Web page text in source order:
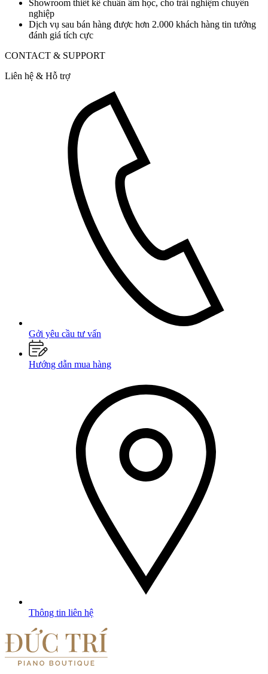
Showroom thiết kế chuẩn âm học, cho trải nghiệm chuyên
nghiệp
Dịch vụ sau bán hàng được hơn 2.000 khách hàng tin tưởng
đánh giá tích cực
CONTACT & SUPPORT
Liên hệ & Hỗ trợ
Gởi yêu cầu tư vấn
Hướng dẫn mua hàng
Thông tin liên hệ